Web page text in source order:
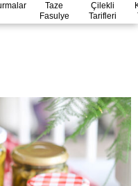
Taze
Fasulye
Zamanı
Çilekli
Tarifleri